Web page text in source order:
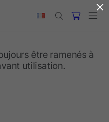
être ramenés à
utilisation.
×